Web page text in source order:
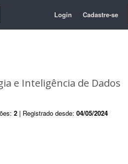
Login Cadastre-se
e Inteligência de Dados
2 | Registrado desde: 04/05/2024